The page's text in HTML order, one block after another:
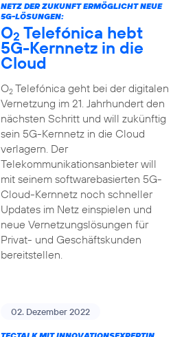
NETZ DER ZUKUNFT ERMÖGLICHT NEUE
5G-LÖSUNGEN:
O2 Telefónica hebt
5G-Kernnetz in die
Cloud
O2Telefónica geht bei der digitalen
Vernetzung im 21. Jahrhundert den
nächsten Schritt und will zukünftig
sein 5G-Kernnetz in die Cloud
verlagern. Der
Telekommunikationsanbieter will
mit seinem softwarebasierten 5G-
Cloud-Kernnetz noch schneller
Updates im Netz einspielen und
neue Vernetzungslösungen für
Privat- und Geschäftskunden
bereitstellen.
02. Dezember 2022